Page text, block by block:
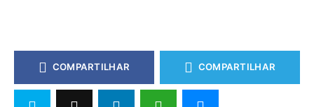
COMPARTILHAR COMPARTILHAR